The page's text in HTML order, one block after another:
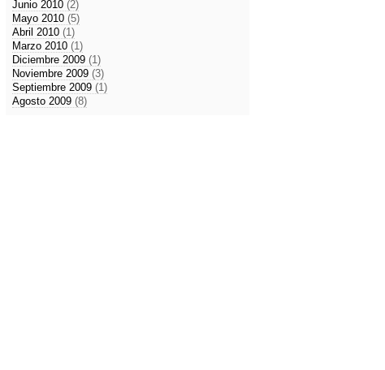
Junio 2010 (2)
Mayo 2010 (5)
Abril 2010 (1)
Marzo 2010 (1)
Diciembre 2009 (1)
Noviembre 2009 (3)
Septiembre 2009 (1)
Agosto 2009 (8)